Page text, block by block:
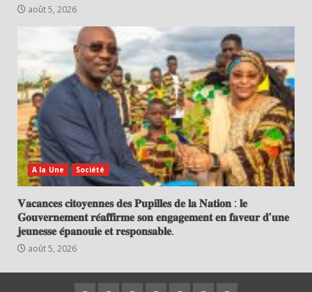
août 5, 2026
A la Une Société
𝐕𝐚𝐜𝐚𝐧𝐜𝐞𝐬 𝐜𝐢𝐭𝐨𝐲𝐞𝐧𝐧𝐞𝐬 𝐝𝐞𝐬 𝐏𝐮𝐩𝐢𝐥𝐥𝐞𝐬 𝐝𝐞 𝐥𝐚 𝐍𝐚𝐭𝐢𝐨𝐧 : 𝐥𝐞
𝐆𝐨𝐮𝐯𝐞𝐫𝐧𝐞𝐦𝐞𝐧𝐭 𝐫𝐞́𝐚𝐟𝐟𝐢𝐫𝐦𝐞 𝐬𝐨𝐧 𝐞𝐧𝐠𝐚𝐠𝐞𝐦𝐞𝐧𝐭 𝐞𝐧 𝐟𝐚𝐯𝐞𝐮𝐫 𝐝’𝐮𝐧𝐞
𝐣𝐞𝐮𝐧𝐞𝐬𝐬𝐞 𝐞́𝐩𝐚𝐧𝐨𝐮𝐢𝐞 𝐞𝐭 𝐫𝐞𝐬𝐩𝐨𝐧𝐬𝐚𝐛𝐥𝐞.
août 5, 2026